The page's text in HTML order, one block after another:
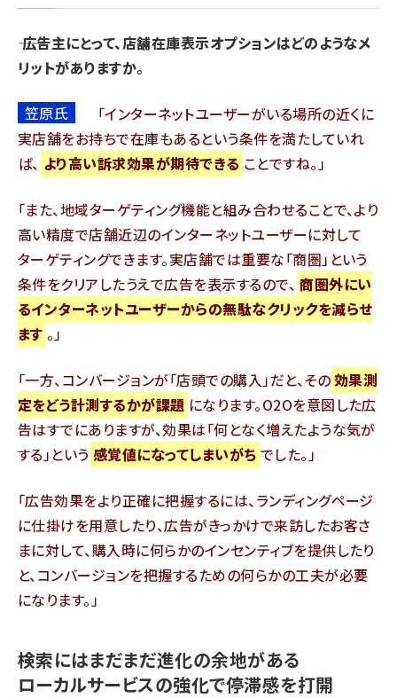
―― 広告主にとって、店舗在庫表示オプションはどのようなメ
リットがありますか。
笠原氏
インターネットユーザーがいる場所の近くに
実店舗をお持ちで在庫もあるという条件を満たしていれ
ば、 より高い訴求効果が期待できる ことですね。
また、地域ターゲティング機能と組み合わせることで、より
高い精度で店舗近辺のインターネットユーザーに対して
ターゲティングできます。実店舗では重要な「商圏」という
条件をクリアしたうえで広告を表示するので、 商圏外にい
るインターネットユーザーからの無駄なクリックを減らせ
ます 。
一方、コンバージョンが「店頭での購入」だと、その効果測
定をどう計測するかが課題 になります。O2Oを意図した広
告はすでにありますが、効果は「何となく増えたような気が
する」という 感覚値になってしまいがち でした。
広告効果をより正確に把握するには、ランディングページ
に仕掛けを用意したり、広告がきっかけで来訪したお客さ
まに対して、購入時に何らかのインセンティブを提供したり
と、コンバージョンを把握するための何らかの工夫が必要
になります。
検索にはまだまだ進化の余地がある
ローカルサービスの強化で停滞感を打開